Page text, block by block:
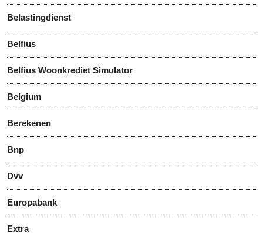
Belastingdienst
Belfius
Belfius Woonkrediet Simulator
Belgium
Berekenen
Bnp
Dvv
Europabank
Extra